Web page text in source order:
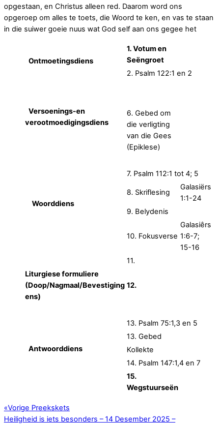
opgestaan, en Christus alleen red. Daarom word ons
opgeroep om alles te toets, die Woord te ken, en vas te staan
in die suiwer goeie nuus wat God self aan ons gegee het
Ontmoetingsdiens
1. Votum en
Seëngroet
2. Psalm 122:1 en 2
Versoenings-en
verootmoedigingsdiens
6. Gebed om
die verligting
van die Gees
(Epiklese)
Woorddiens
7. Psalm 112:1 tot 4; 5
8. Skriflesing
Galasiërs
1:1-24
9. Belydenis
10. Fokusverse
Galasiêrs
1:6-7;
15-16
11.
Liturgiese formuliere
(Doop/Nagmaal/Bevestiging
ens)
12.
Antwoorddiens
13. Psalm 75:1,3 en 5
13. Gebed
Kollekte
14. Psalm 147:1,4 en 7
15.
Wegstuurseën
«Vorige Preekskets
Heiligheid is iets besonders – 14 Desember 2025 –